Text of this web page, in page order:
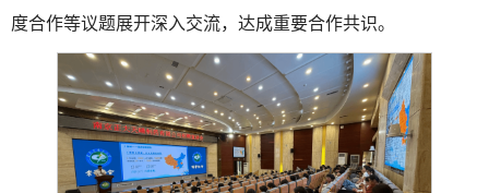
度合作等议题展开深入交流，达成重要合作共识。